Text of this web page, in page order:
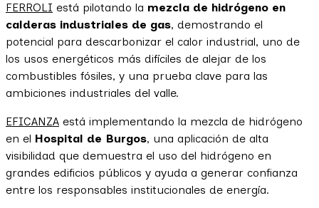
FERROLI está pilotando la mezcla de hidrógeno en
calderas industriales de gas, demostrando el
potencial para descarbonizar el calor industrial, uno de
los usos energéticos más difíciles de alejar de los
combustibles fósiles, y una prueba clave para las
ambiciones industriales del valle.
EFICANZA está implementando la mezcla de hidrógeno
en el Hospital de Burgos, una aplicación de alta
visibilidad que demuestra el uso del hidrógeno en
grandes edificios públicos y ayuda a generar confianza
entre los responsables institucionales de energía.